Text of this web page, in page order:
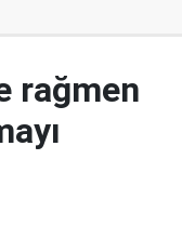
rağmen